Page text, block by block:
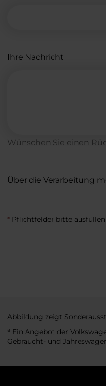
Ihre Nachricht
Wünschen Sie einen
Über die Verarbeitung
* Pflichtfelder bitte ausfüllen
Abbildung zeigt
a Ein Angebot der
Gebraucht- und